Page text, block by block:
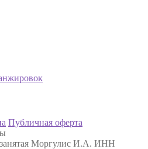
Публичная оферта
Моргулис И.А. ИНН